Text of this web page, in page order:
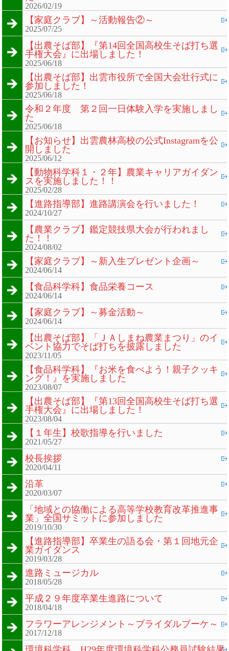
2026/02/19
【家庭クラブ】～活動報告②～
2025/07/25
【出農そば部】『第14回全国高校生そば打ち選
手権大会』に出場しました！
2025/06/18
【出農そば部】出雲市役所で全国大会壮行式に
参加しました！
2025/06/18
令和２年度 第２回一日体験入学を実施しまし
た
2025/06/18
【お知らせ】出雲農林高校の公式Instagramを公
開しました
2025/06/12
【動物科学科１・２年】農業キャリアガイダン
スを実施しました！！
2025/02/28
【進路指導部】進路講演会を行いました！
2024/10/27
【農業クラブ】鑑定競技県大会が行われまし
た！！
2024/08/02
【家庭クラブ】～新入生プレゼント企画～
2024/06/14
【食品科学科】食品栄養コース
2024/06/14
【家庭クラブ】～募金活動～
2024/06/14
【出農そば部】「ＪＡしまね農業まつり」のイ
ベント協力でそば打ちを披露しました
2023/11/05
【食品科学科】『お米を食べよう！親子クッキ
ング！』を実施しました
2023/08/07
【出農そば部】『第13回全国高校生そば打ち選
手権大会』に出場しました！
2023/08/04
【１年生】校歌指導を行いました
2021/05/27
校長挨拶
2020/04/11
沿革
2020/03/07
「地域との協働による高等学校教育改革推進事
業」全国サミットに参加しました
2019/10/30
【進路指導部】卒業生の語る会・第１回地元企
業ガイダンス
2019/03/28
進路ミュージカル
2018/05/28
平成２９年度卒業生進路について
2018/04/18
フラワーアレンジメント～ブライダルブーケ～
2017/12/18